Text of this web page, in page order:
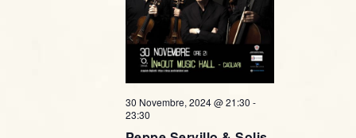
n
e
30 Novembre, 2024 @ 21:30 -
23:30